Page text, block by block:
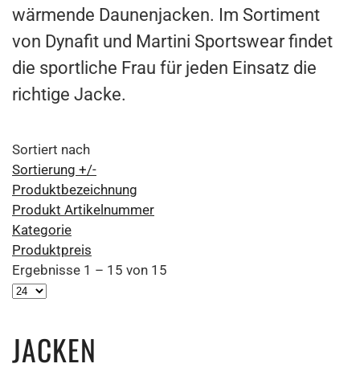
wärmende Daunenjacken. Im Sortiment
von Dynafit und Martini Sportswear findet
die sportliche Frau für jeden Einsatz die
richtige Jacke.
Sortiert nach
Sortierung +/-
Produktbezeichnung
Produkt Artikelnummer
Kategorie
Produktpreis
Ergebnisse 1 – 15 von 15
JACKEN